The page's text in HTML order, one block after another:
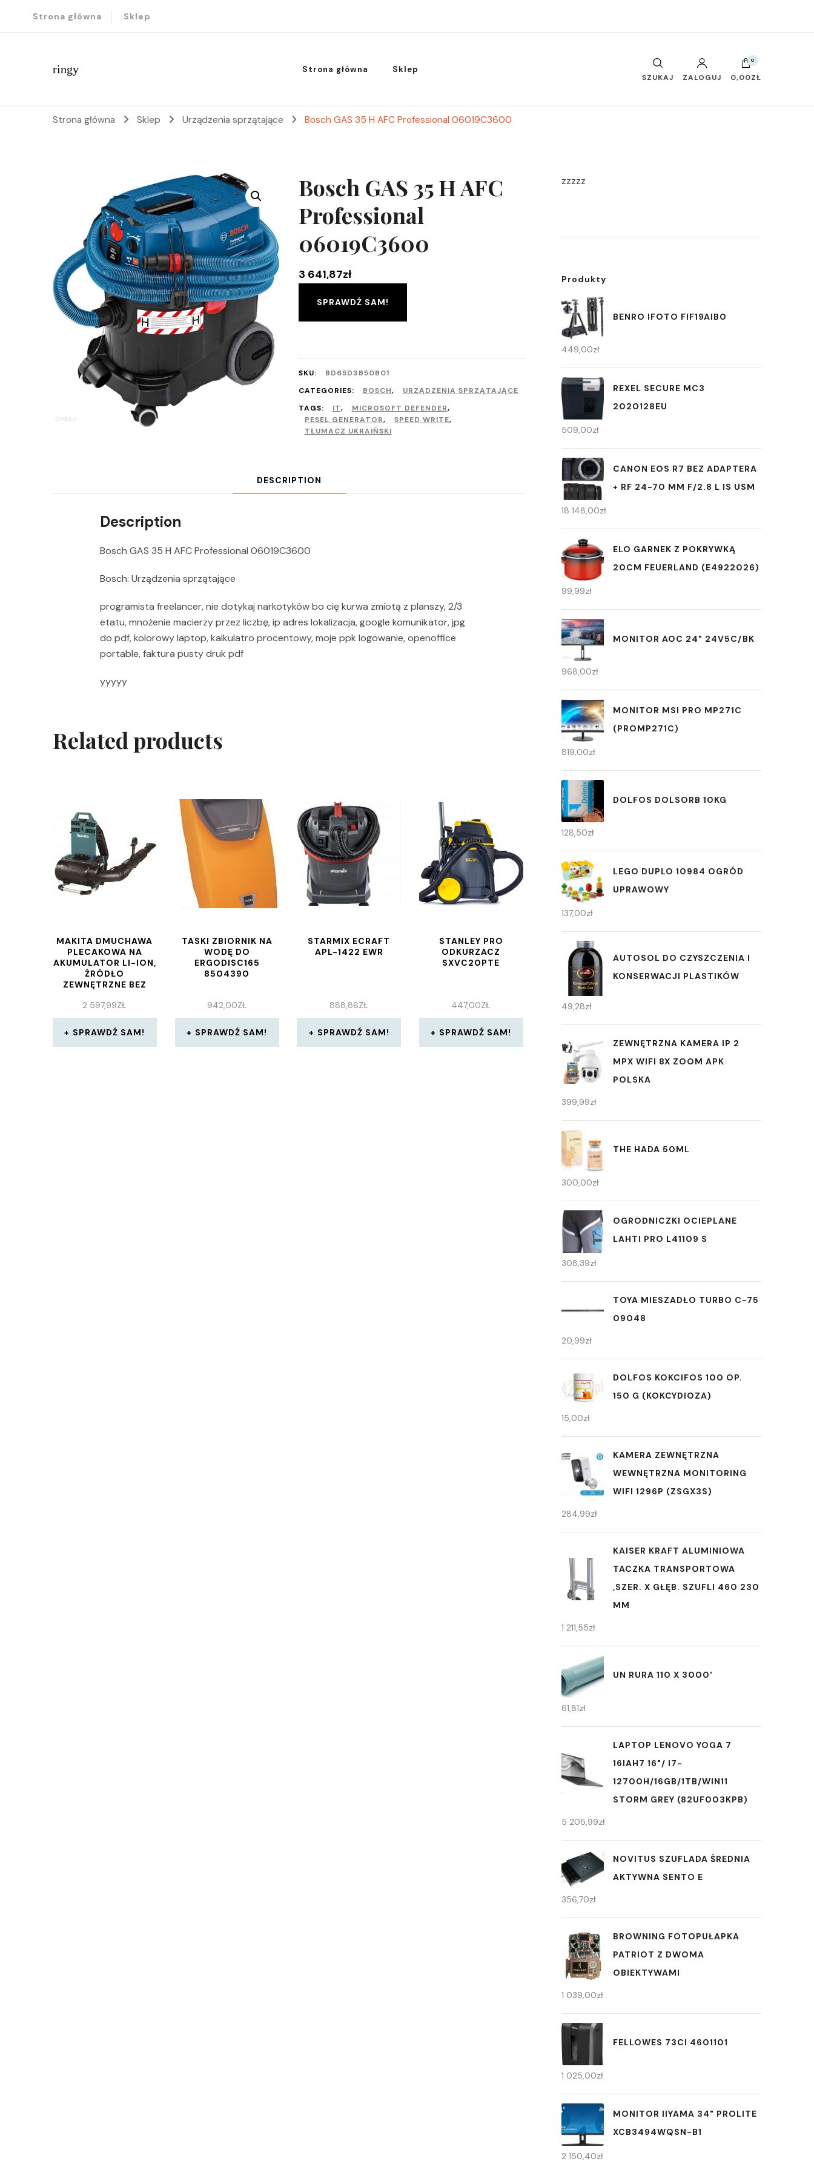
Strona główna Sklep
ringy Strona główna Sklep
SZUKAJ ZALOGUJ
0
0,00ZŁ
Strona główna Sklep Urządzenia sprzątające Bosch GAS 35 H AFC Professional 06019C3600
Bosch GAS 35 H AFC
Professional
06019C3600
3 641,87zł
SPRAWDŹ SAM!
SKU:
BD65D3B50B01
CATEGORIES:
BOSCH,
URZĄDZENIA SPRZĄTAJĄCE
TAGS:
IT, MICROSOFT DEFENDER,
PESEL GENERATOR, SPEED WRITE,
TŁUMACZ UKRAIŃSKI
DESCRIPTION
Description
Bosch GAS 35 H AFC Professional 06019C3600
Bosch: Urządzenia sprzątające
programista freelancer, nie dotykaj narkotyków bo cię kurwa zmiotą z planszy, 2/3
etatu, mnożenie macierzy przez liczbę, ip adres lokalizacja, google komunikator, jpg
do pdf, kolorowy laptop, kalkulatro procentowy, moje ppk logowanie, openoffice
portable, faktura pusty druk pdf
yyyyy
Related products
MAKITA DMUCHAWA
PLECAKOWA NA
AKUMULATOR LI-ION,
ŹRÓDŁO
ZEWNĘTRZNE BEZ
(UB002CZ02)
2 597,99ZŁ
SPRAWDŹ SAM!
TASKI ZBIORNIK NA
WODĘ DO
ERGODISC165
8504390
942,00ZŁ
SPRAWDŹ SAM!
STARMIX ECRAFT
APL-1422 EWR
888,86ZŁ
SPRAWDŹ SAM!
STANLEY PRO
ODKURZACZ
SXVC20PTE
447,00ZŁ
SPRAWDŹ SAM!
zzzzz
Produkty
BENRO IFOTO FIF19AIB0
449,00zł
REXEL SECURE MC3
2020128EU
509,00zł
CANON EOS R7 BEZ ADAPTERA
+ RF 24-70 MM F/2.8 L IS USM
18 148,00zł
ELO GARNEK Z POKRYWKĄ
20CM FEUERLAND (E4922026)
99,99zł
MONITOR AOC 24" 24V5C/BK
968,00zł
MONITOR MSI PRO MP271C
(PROMP271C)
819,00zł
DOLFOS DOLSORB 10KG
128,50zł
LEGO DUPLO 10984 OGRÓD
UPRAWOWY
137,00zł
AUTOSOL DO CZYSZCZENIA I
KONSERWACJI PLASTIKÓW
49,28zł
ZEWNĘTRZNA KAMERA IP 2
MPX WIFI 8X ZOOM APK
POLSKA
399,99zł
THE HADA 50ML
300,00zł
OGRODNICZKI OCIEPLANE
LAHTI PRO L41109 S
308,39zł
TOYA MIESZADŁO TURBO C-75
09048
20,99zł
DOLFOS KOKCIFOS 100 OP.
150 G (KOKCYDIOZA)
15,00zł
KAMERA ZEWNĘTRZNA
WEWNĘTRZNA MONITORING
WIFI 1296P (ZSGX3S)
284,99zł
KAISER KRAFT ALUMINIOWA
TACZKA TRANSPORTOWA
,SZER. X GŁĘB. SZUFLI 460 230
MM
1 211,55zł
UN RURA 110 X 3000'
61,81zł
LAPTOP LENOVO YOGA 7
16IAH7 16"/ I7-
12700H/16GB/1TB/WIN11
STORM GREY (82UF003KPB)
5 205,99zł
NOVITUS SZUFLADA ŚREDNIA
AKTYWNA SENTO E
356,70zł
BROWNING FOTOPUŁAPKA
PATRIOT Z DWOMA
OBIEKTYWAMI
1 039,00zł
FELLOWES 73CI 4601101
1 025,00zł
MONITOR IIYAMA 34" PROLITE
XCB3494WQSN-B1
2 150,40zł